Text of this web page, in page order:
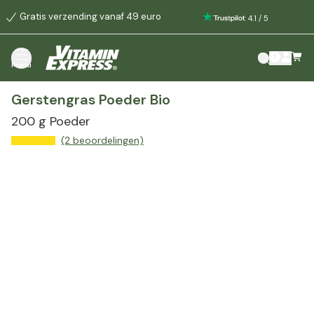
Gratis verzending vanaf 49 euro : 4.1 / 5
Menu
Gerstengras Poeder Bio
200 g Poeder
(2 beoordelingen)